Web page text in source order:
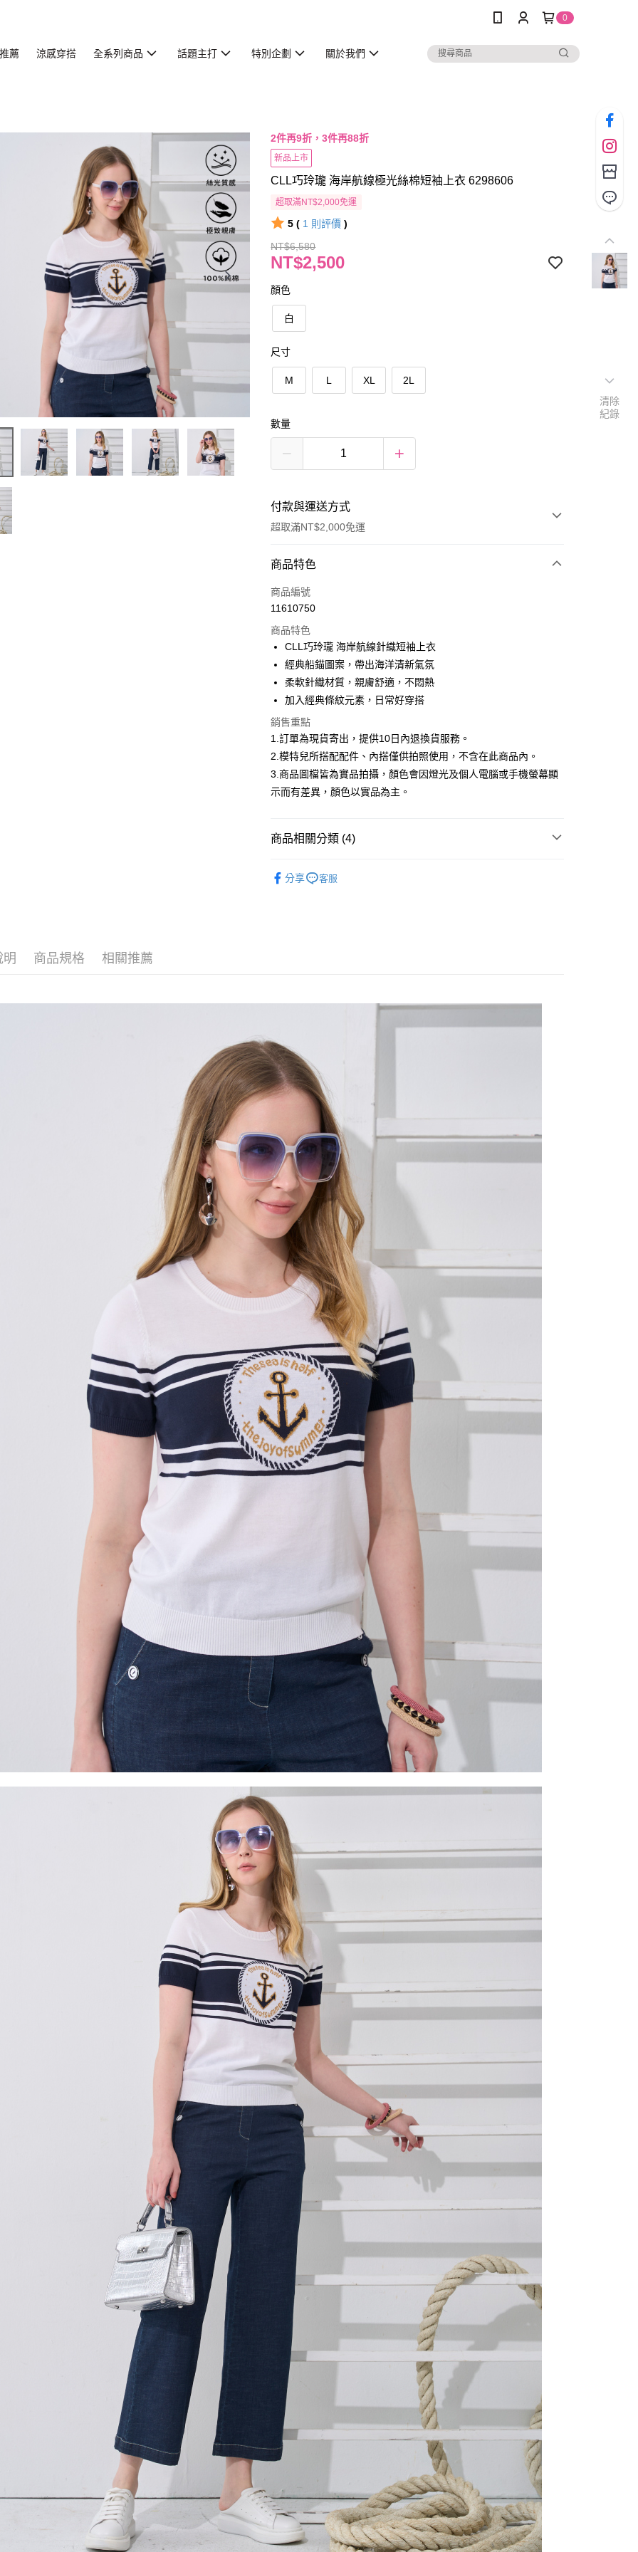
0
薦 涼感穿搭 全系列商品 話題主打 特別企劃 關於我們
2件再9折，3件再88折
新品上市
CLL巧玲瓏 海岸航線極光絲棉短袖上衣 6298606
超取滿NT$2,000免運
5 ( 1 則評價 )
NT$6,580
NT$2,500
顏色
白
尺寸
M L XL 2L
數量
付款與運送方式
超取滿NT$2,000免運
付款方式
信用卡一次付款
3 期 0 利率 每期NT$833
合作金庫商業銀行
第一商業銀行
華南商業銀行
彰化商業銀行
國泰世華商業銀行
臺灣中小企業銀行
匯豐（台灣）商業銀行
華泰商業銀行
聯邦商業銀行
遠東國際商業銀行
玉山商業銀行
星展（台灣）商業銀行
台新國際商業銀行
超商取貨付款
Apple Pay
街口支付
悠遊付
Google Pay
【大哥付你分期使用說明】
1.分期款項不併入電信帳單，「大哥付你分期」於每月結算日後寄送繳費提
帳／街口支付／iPASS MONEY」等通路繳費。
【注意事項】
1.本服務係由「台灣大哥大股份有限公司」（以下簡稱本公司）所提供，讓
用戶於交易時，得透過本服務購買商品或服務，並由商店將買賣／分期付
款買賣價金債權讓與本公司後，依約使用本公司帳單繳交帳款。
2.基於同意付款使用「大哥付你分期」之契約關係目的，商店將以您的個人
資料（包含姓名、電話或地址）提供予台灣大哥大進項蒐集、處理及利
用，由本公司與您本人進行分期帳單所需資料之確認、核對及更正。
3.完整用戶服務條款，請詳閱以下連結：https://oppay.tw/userRule
【「AFTEE先享後付」結帳流程】
１．於結帳方式選擇「AFTEE先享後付」後，將跳轉至「AFTEE先享後
２．訂單成立數日內，您將收到繳費通知簡訊。
３．收到繳費通知簡訊後14天內，點擊此簡訊中的連結，可透過四大超商
／ATM／網路銀行／等多元方式進行付款，方視為交易完成。
※ 請注意：結帳手續完成當下不需立刻繳費，但若您需要取消訂單，請聯
絡購買商品的店家。未經商家同意取消之訂單仍視為有效，需透過AFTEE
先享後付繳納相關費用。
※ 交易是否成功請以「AFTEE先享後付 」之結帳頁面顯示為準，若有關於
是否繳費成功／繳費後需取消欲退款等相關疑問，請聯繫「AFTEE先享後
付客戶支援中心」https://netprotections.freshdesk.com/support/home
【注意事項】
１．透過由恩沛科技股份有限公司提供之「AFTEE先享後付」服務完成之
交易，需依本服務之必要範圍內提供個人資料，並將交易相關給付款項請
求債權轉讓予恩沛科技股份有限公司。
２．關於個人資料處理事宜，請瀏覽以下網址：
https://aftee.tw/terms/#terms3
３．未成年的使用者請事先徵得法定代理人或監護人之同意方可使用
「AFTEE先享後付」，若未經同意申辦者引起之損失，本公司不負相關責
任。
４．使用「AFTEE先享後付」時，將依據個別帳號之用戶狀況，依本公司
即時審查核予不同之上限額度；若仍有額度不足之情形，本公司將視審查
結果請求用戶進行身份認證。
５．嚴禁一人註冊多個帳號或使用他人資訊註冊。若發現惡意使用之情
形，恩沛科技股份有限公司將有權停止該用戶之使用額度並採取法律行
動。
全家取貨付款
7-11取貨付款
每筆NT$120，滿NT$2,000(含以上)免運費
宅配
每筆NT$120，滿NT$2,000(含以上)免運費
商品特色
商品編號
11610750
商品特色
CLL巧玲瓏 海岸航線針織短袖上衣
經典船錨圖案，帶出海洋清新氣氛
柔軟針織材質，親膚舒適，不悶熱
加入經典條紋元素，日常好穿搭
銷售重點
1.訂單為現貨寄出，提供10日內退換貨服務。
2.模特兒所搭配配件、內搭僅供拍照使用，不含在此商品內。
3.商品圖檔皆為實品拍攝，顏色會因燈光及個人電腦或手機螢幕顯
示而有差異，顏色以實品為主。
商品相關分類 (4)
分享 客服
明 商品規格 相關推薦
清除
紀錄